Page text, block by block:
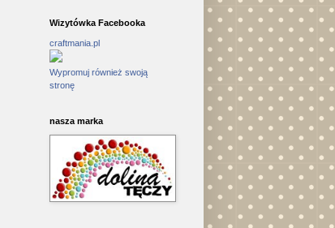
Wizytówka Facebooka
craftmania.pl
Wypromuj również swoją
stronę
nasza marka